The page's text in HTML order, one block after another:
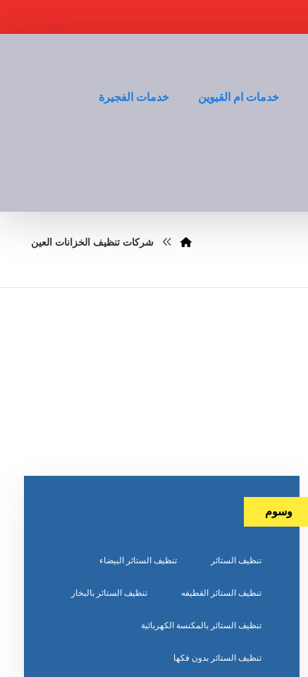
خدمات ام القيوين خدمات الفجيرة
شركات تنظيف الخزانات العين
وسوم
تنظيف الستائر تنظيف الستائر البيضاء
تنظيف الستائر القطيفه تنظيف الستائر بالبخار
تنظيف الستائر بالمكنسة الكهربائية
تنظيف الستائر بدون فكها